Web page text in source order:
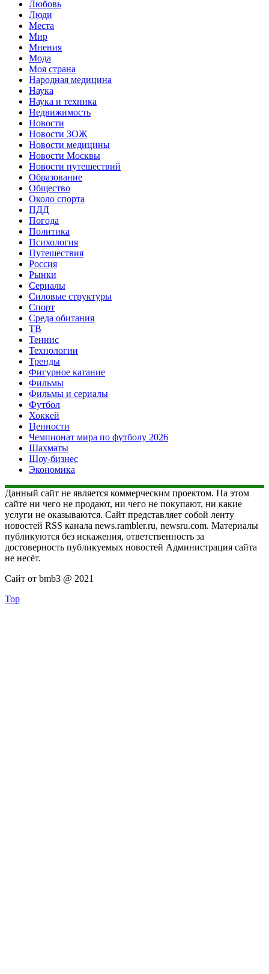
Любовь
Люди
Места
Мир
Мнения
Мода
Моя страна
Народная медицина
Наука
Наука и техника
Недвижимость
Новости
Новости ЗОЖ
Новости медицины
Новости Москвы
Новости путешествий
Образование
Общество
Около спорта
ПДД
Погода
Политика
Психология
Путешествия
Россия
Рынки
Сериалы
Силовые структуры
Спорт
Среда обитания
ТВ
Теннис
Технологии
Тренды
Фигурное катание
Фильмы
Фильмы и сериалы
Футбол
Хоккей
Ценности
Чемпионат мира по футболу 2026
Шахматы
Шоу-бизнес
Экономика
Данный сайт не является коммерческим проектом. На этом
сайте ни чего не продают, ни чего не покупают, ни какие
услуги не оказываются. Сайт представляет собой ленту
новостей RSS канала news.rambler.ru, newsru.com. Материалы
публикуются без искажения, ответственность за
достоверность публикуемых новостей Администрация сайта
не несёт.
Сайт от bmb3 @ 2021
Top